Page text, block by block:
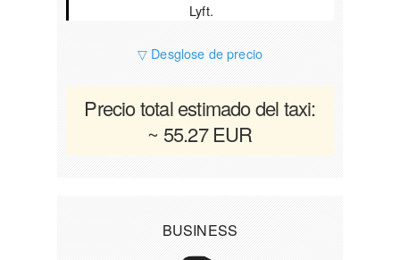
Lyft.
▽ Desglose de precio
Precio total estimado del taxi:
~ 55.27 EUR
BUSINESS